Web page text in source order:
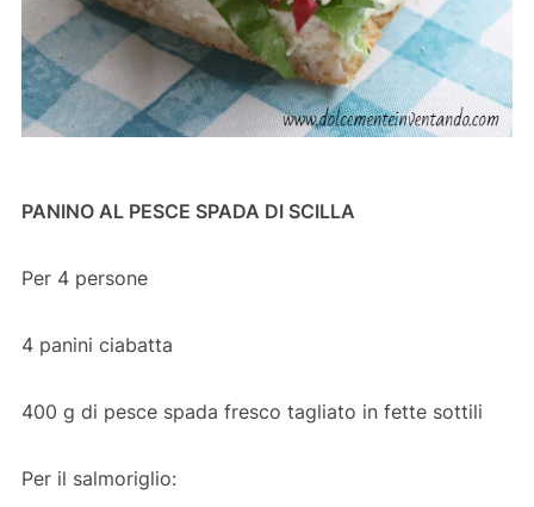
PANINO AL PESCE SPADA DI SCILLA
Per 4 persone
4 panini ciabatta
400 g di pesce spada fresco tagliato in fette sottili
Per il salmoriglio: